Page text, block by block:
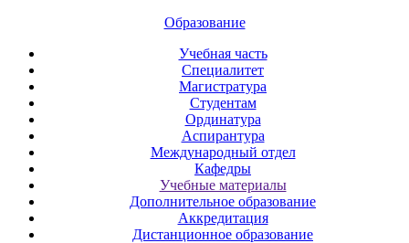
Образование
Учебная часть
Специалитет
Магистратура
Студентам
Ординатура
Аспирантура
Международный отдел
Кафедры
Учебные материалы
Дополнительное образование
Аккредитация
Дистанционное образование